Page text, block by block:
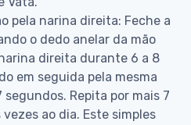
pela narina direita: Feche a
o dedo anelar da mão
direita durante 6 a 8
em seguida pela mesma
Repita por mais 7
ao dia. Este simples